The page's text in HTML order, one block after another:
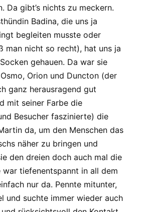
Da gibt’s nichts zu meckern.
Badina, die uns ja
begleiten musste oder
man nicht so recht), hat uns ja
gehauen. Da war sie
Orion und Duncton (der
ganz herausragend gut
mit seiner Farbe die
Besucher faszinierte) die
da, um den Menschen das
näher zu bringen und
den dreien doch auch mal die
war tiefenentspannt in all dem
nur da. Pennte mitunter,
und suchte immer wieder auch